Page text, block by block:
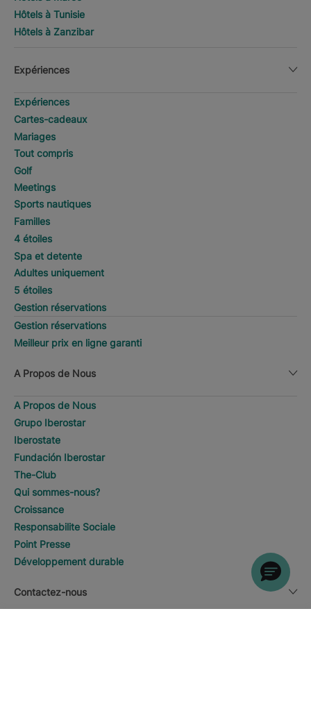
Hôtels à Tunisie
Hôtels à Zanzibar
Expériences
Expériences
Cartes-cadeaux
Mariages
Tout compris
Golf
Meetings
Sports nautiques
Familles
4 étoiles
Spa et detente
Adultes uniquement
5 étoiles
Gestion réservations
Gestion réservations
Meilleur prix en ligne garanti
A Propos de Nous
A Propos de Nous
Grupo Iberostar
Iberostate
Fundación Iberostar
The-Club
Qui sommes-nous?
Croissance
Responsabilite Sociale
Point Presse
Développement durable
Contactez-nous